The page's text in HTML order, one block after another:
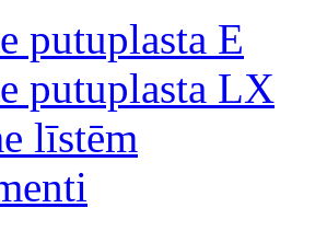
putuplasta E
putuplasta LX
līstēm